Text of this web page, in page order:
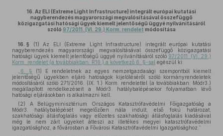
16. Az ELI (Extreme Light Infrastructure) integrált európai kutatási
nagyberendezés magyarországi megvalósításával összefüggő
közigazgatási hatósági ügyek kiemelt jelentőségű üggyé nyilvánításáról
szóló 97/2011. (VI. 29.) Korm. rendelet módosítása
16. § (1) Az ELI (Extreme Light Infrastructure) integrált európai kutatási
nagyberendezés magyarországi megvalósításával összefüggő közigazgatási
hatósági ügyek kiemelt jelentőségű üggyé nyilvánításáról szóló 97/2011. (VI. 29.)
Korm. rendelet (a továbbiakban: R16.) a következő 6. §-sal egészül ki:
6. § (1) E rendeletnek az egyes nemzetgazdasági szempontból kiemelt
jelentőségű ügyekben eljáró hatóságok kijelöléséről szóló kormányrendeletek
módosításáról szóló 271/2016. (IX. 1.) Korm. rendelettel (a továbbiakban: Módr3.)
megállapított rendelkezéseit a Módr3. hatálybalépésekor folyamatban lévő
hatósági eljárásokban is alkalmazni kell.
(2) A Belügyminisztérium Országos Katasztrófavédelmi Főigazgatóság a
Módr3. hatálybalépését megelőzően nála indult, első fokú határozat,
szakhatósági állásfoglalás vagy előzetes szakhatósági állásfoglalás kiadásával
még le nem zárt ügyeket átteszi az illetékes megyei katasztrófavédelmi
igazgatósághoz, a fővárosban a Fővárosi Katasztrófavédelmi Igazgatósághoz.”